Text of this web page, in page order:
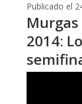
Publicado el
2014: